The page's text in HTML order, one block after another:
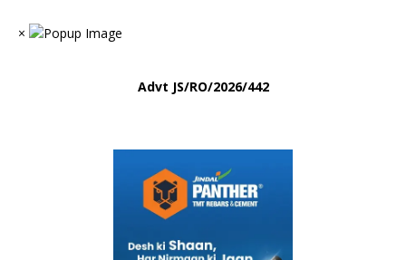
×
Advt JS/RO/2026/442